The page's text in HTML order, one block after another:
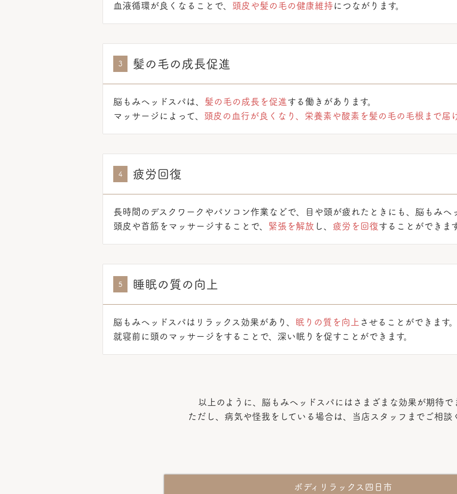
血液循環が良くなることで、 頭皮や髪の毛の健康維持 につながります。
3 髪の毛の成長促進
脳もみヘッドスパは、 髪の毛の成長を促進 する働きがあります。
マッサージによって、 頭皮の血行が良くなり、栄養素や酸素を髪の毛の毛根まで届
4 疲労回復
長時間のデスクワークやパソコン作業などで、目や頭が疲れたときにも、脳もみヘ
頭皮や首筋をマッサージすることで、
緊張を解放 し、 疲労を回復することができます
5 睡眠の質の向上
脳もみヘッドスパはリラックス効果があり、 眠りの質を向上 させることができます。
就寝前に頭のマッサージをすることで、深い眠りを促すことができます。
以上のように、脳もみヘッドスパにはさまざまな効果が期待で
ただし、病気や怪我をしている場合は、当店スタッフまでご相談
ボディリラックス四日市